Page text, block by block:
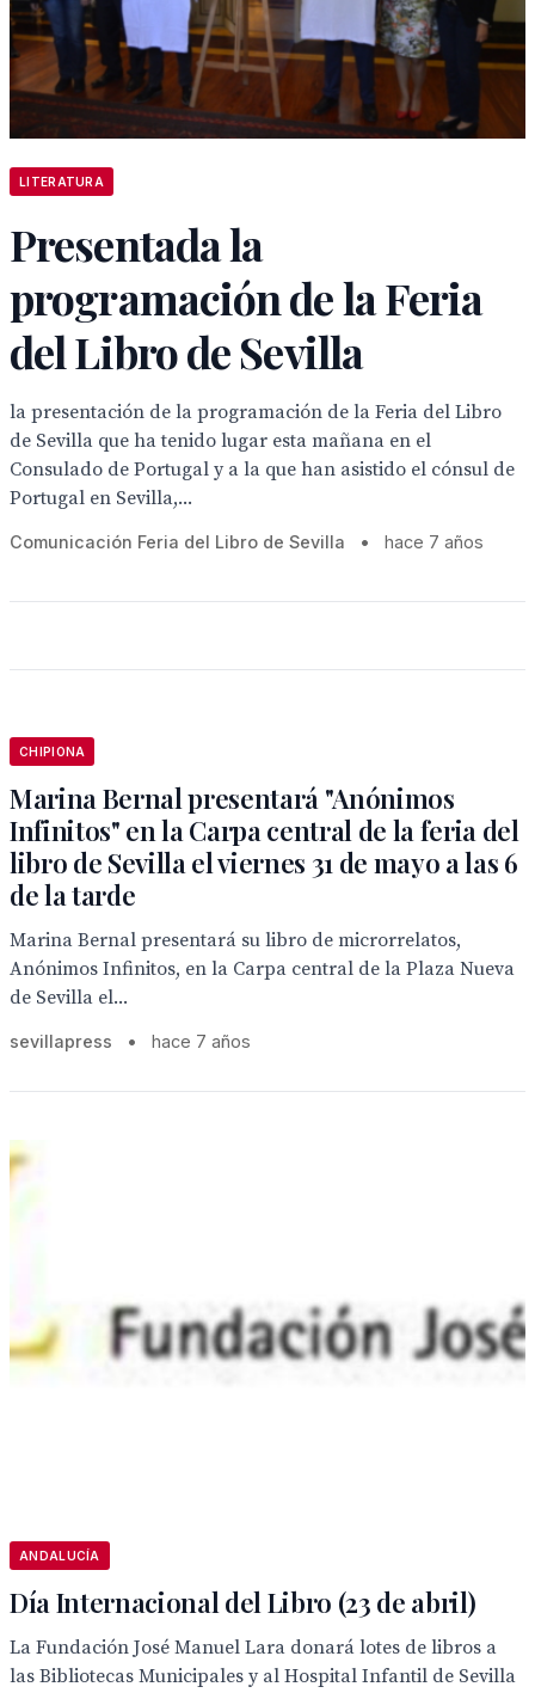
LITERATURA
Presentada la
programación de la Feria
del Libro de Sevilla
la presentación de la programación de la Feria del Libro
de Sevilla que ha tenido lugar esta mañana en el
Consulado de Portugal y a la que han asistido el cónsul de
Portugal en Sevilla,...
Comunicación Feria del Libro de Sevilla • hace 7 años
CHIPIONA
Marina Bernal presentará "Anónimos
Infinitos" en la Carpa central de la feria del
libro de Sevilla el viernes 31 de mayo a las 6
de la tarde
Marina Bernal presentará su libro de microrrelatos,
Anónimos Infinitos, en la Carpa central de la Plaza Nueva
de Sevilla el...
sevillapress • hace 7 años
ANDALUCÍA
Día Internacional del Libro (23 de abril)
La Fundación José Manuel Lara donará lotes de libros a
las Bibliotecas Municipales y al Hospital Infantil de Sevilla